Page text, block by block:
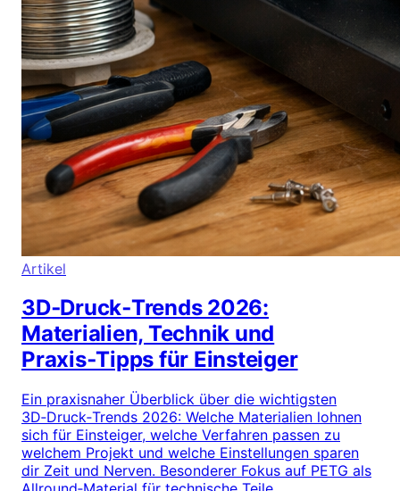
Artikel
3D‑Druck‑Trends 2026:
Materialien, Technik und
Praxis‑Tipps für Einsteiger
Ein praxisnaher Überblick über die wichtigsten
3D‑Druck‑Trends 2026: Welche Materialien lohnen
sich für Einsteiger, welche Verfahren passen zu
welchem Projekt und welche Einstellungen sparen
dir Zeit und Nerven. Besonderer Fokus auf PETG als